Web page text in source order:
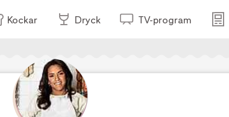
Kockar Dryck TV-program